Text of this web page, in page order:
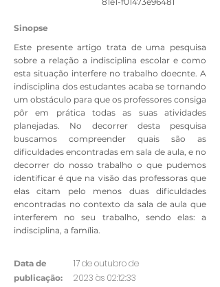
Sinopse
Este presente artigo trata de uma pesquisa
sobre a relação a indisciplina escolar e como
esta situação interfere no trabalho doecnte. A
indisciplina dos estudantes acaba se tornando
um obstáculo para que os professores consiga
pôr em prática todas as suas atividades
planejadas. No decorrer desta pesquisa
buscamos compreender quais são as
dificuldades encontradas em sala de aula, e no
decorrer do nosso trabalho o que pudemos
identificar é que na visão das professoras que
elas citam pelo menos duas dificuldades
encontradas no contexto da sala de aula que
interferem no seu trabalho, sendo elas: a
indisciplina, a família.
Data de
publicação:
17 de outubro de
2023 às 02:12:33